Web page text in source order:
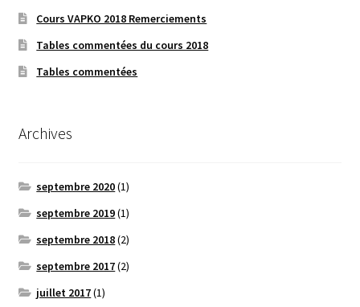
Cours VAPKO 2018 Remerciements
Tables commentées du cours 2018
Tables commentées
Archives
septembre 2020(1)
septembre 2019(1)
septembre 2018(2)
septembre 2017(2)
juillet 2017(1)